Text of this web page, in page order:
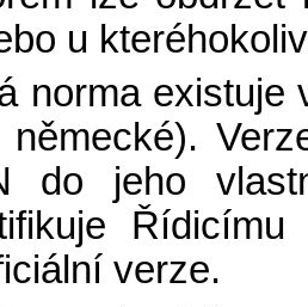
u
norma
německé).
do jeho
Řídicímu
verze.